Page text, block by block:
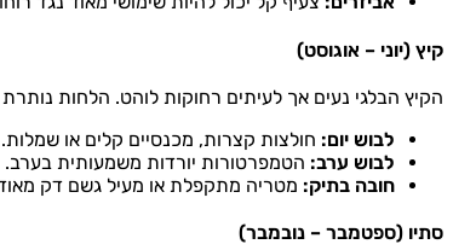
קיץ (יוני – אוגוסט)
הקיץ הבלגי נעים אך לעיתים רחוקות לוהט. הלחות
לבוש יום: חולצות קצרות, מכנסיים קלים או
לבוש ערב: הטמפרטורות יורדות משמעותית בערב.
חובה בתיק: מטריה מתקפלת או מעיל גשם דק
סתיו (ספטמבר – נובמבר)